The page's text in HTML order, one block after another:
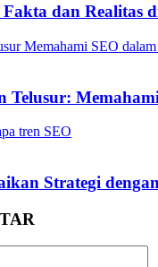
dan Realitas
Telusur:
Strategi